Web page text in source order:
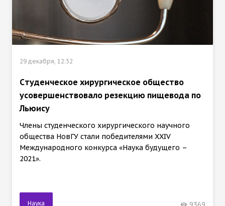
29 декабря, 12:52
Cтуденческое хирургическое общество
усовершенствовало резекцию пищевода по
Льюису
Члены студенческого хирургического научного
общества НовГУ стали победителями XXIV
Международного конкурса «Наука будущего –
2021».
Наука